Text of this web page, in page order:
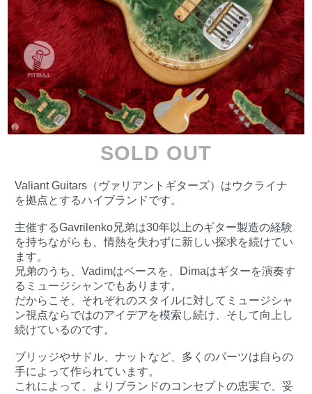
SOLD OUT
Valiant Guitars（ヴァリアントギターズ）はウクライナ
を拠点とするハイブランドです。
主催するGavrilenko兄弟は30年以上のギター製造の経験
を持ちながらも、情熱を失わずに新しい探求を続けてい
ます。
兄弟のうち、Vadimはベースを、Dimaはギターを演奏す
るミュージシャンでもあります。
だからこそ、それぞれのスタイルに対してミュージシャ
ン視点ならではのアイデアを模索し続け、そして向上し
続けているのです。
ブリッジやサドル、ナットなど、多くのパーツは自らの
手によって作られています。
これによって、よりブランドのコンセプトの忠実で、妥